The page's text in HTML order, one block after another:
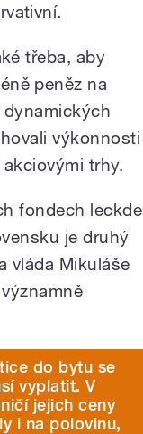
třeba, aby
peněz na
výkonnosti
trhy.
fondech leckde
je druhý
vláda Mikuláše
do bytu se
vyplatit. V
jejich ceny
i na polovinu,